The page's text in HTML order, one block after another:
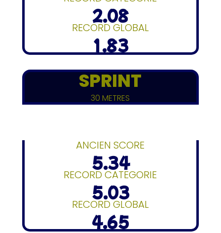
2.08
RECORD GLOBAL
1.83
SPRINT
30 METRES
ANCIEN SCORE
5.34
RECORD CATEGORIE
5.03
RECORD GLOBAL
4.65